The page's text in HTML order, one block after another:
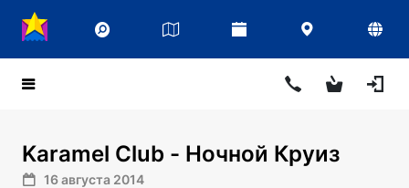
Karamel Club - Ночной Круиз
16 августа 2014